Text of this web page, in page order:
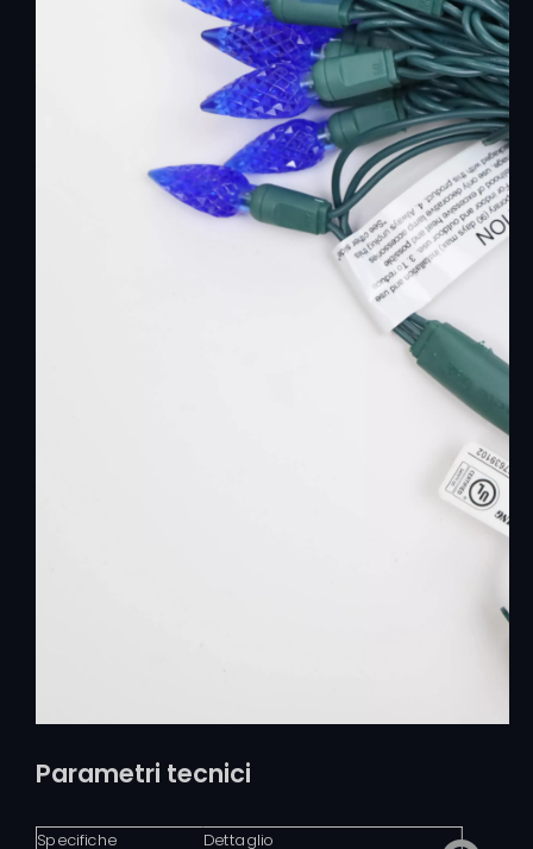
Parametri tecnici
Specifiche Dettaglio